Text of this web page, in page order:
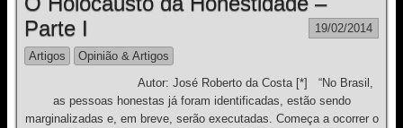
Parte I
19/02/2014
Artigos
Opinião & Artigos
Autor: José Roberto da Costa [*] “No Brasil,
as pessoas honestas já foram identificadas, estão sendo
marginalizadas e, em breve, serão executadas. Começa a ocorrer o